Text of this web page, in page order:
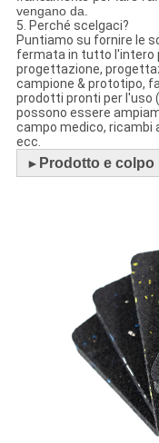
vengano da.
5. Perché scelgaci?
Puntiamo su fornire le
fermata in tutto l'intero
progettazione,
campione & prototipo,
prodotti pronti per l'uso
possono essere
campo medico, ricambi
ecc.
► Prodotto e